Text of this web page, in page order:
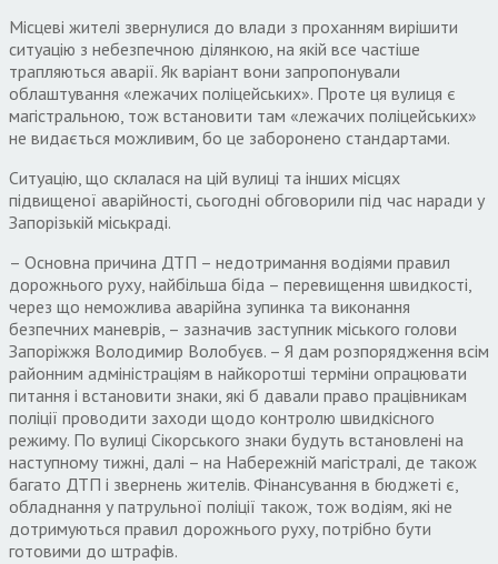
Місцеві жителі звернулися до влади з проханням вирішити
ситуацію з небезпечною ділянкою, на якій все частіше
трапляються аварії. Як варіант вони запропонували
облаштування «лежачих поліцейських». Проте ця вулиця є
магістральною, тож встановити там «лежачих поліцейських»
не видається можливим, бо це заборонено стандартами.
Ситуацію, що склалася на цій вулиці та інших місцях
підвищеної аварійності, сьогодні обговорили під час наради у
Запорізькій міськраді.
– Основна причина ДТП – недотримання водіями правил
дорожнього руху, найбільша біда – перевищення швидкості,
через що неможлива аварійна зупинка та виконання
безпечних маневрів, – зазначив заступник міського голови
Запоріжжя Володимир Волобуєв. – Я дам розпорядження всім
районним адміністраціям в найкоротші терміни опрацювати
питання і встановити знаки, які б давали право працівникам
поліції проводити заходи щодо контролю швидкісного
режиму. По вулиці Сікорського знаки будуть встановлені на
наступному тижні, далі – на Набережній магістралі, де також
багато ДТП і звернень жителів. Фінансування в бюджеті є,
обладнання у патрульної поліції також, тож водіям, які не
дотримуються правил дорожнього руху, потрібно бути
готовими до штрафів.